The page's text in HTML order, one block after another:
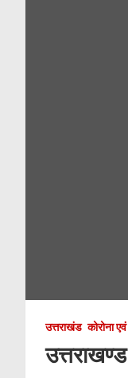
उत्तराखंड कोरोना